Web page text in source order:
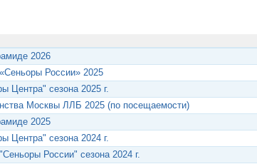
2026
России» 2025
Центра" сезона 2025 г.
Москвы ЛЛБ 2025 (по посещаемости)
2025
Центра" сезона 2024 г.
России" сезона 2024 г.